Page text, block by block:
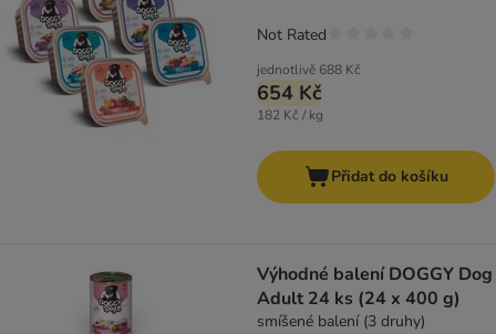
jednotlivě 688 Kč
654 Kč
182 Kč / kg
Not Rated
Přidat do košíku
Výhodné balení DOGGY Dog
Adult 24 ks (24 x 400 g)
smíšené balení (3 druhy)